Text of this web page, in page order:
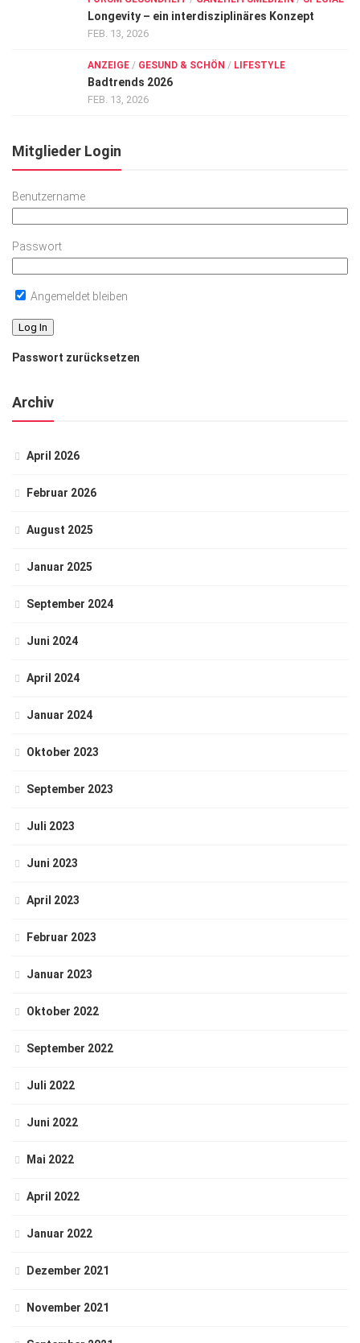
Longevity – ein interdisziplinäres Konzept
FEB. 13, 2026
ANZEIGE / GESUND & SCHÖN / LIFESTYLE
Badtrends 2026
FEB. 13, 2026
Mitglieder Login
Benutzername
Passwort
Angemeldet bleiben
Passwort zurücksetzen
Archiv
April 2026
Februar 2026
August 2025
Januar 2025
September 2024
Juni 2024
April 2024
Januar 2024
Oktober 2023
September 2023
Juli 2023
Juni 2023
April 2023
Februar 2023
Januar 2023
Oktober 2022
September 2022
Juli 2022
Juni 2022
Mai 2022
April 2022
Januar 2022
Dezember 2021
November 2021